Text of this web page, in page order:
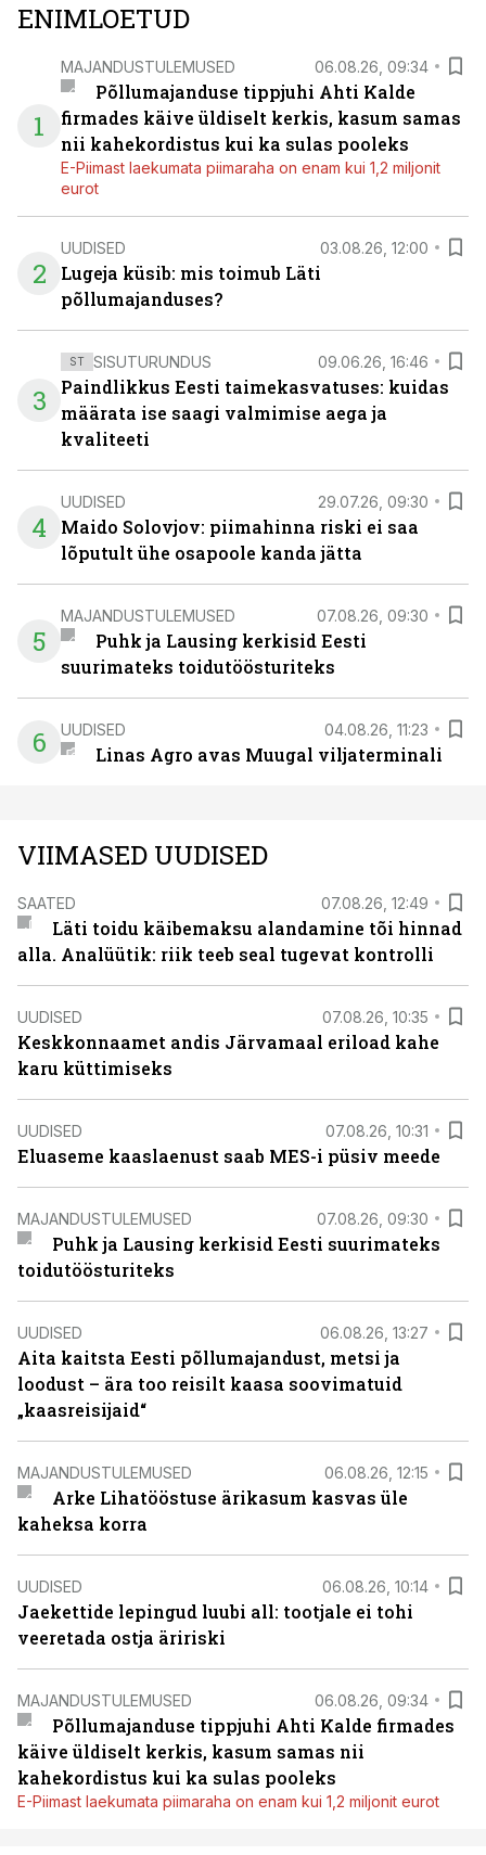
ENIMLOETUD
1
MAJANDUSTULEMUSED 06.08.26, 09:34
Põllumajanduse tippjuhi Ahti Kalde
firmades käive üldiselt kerkis, kasum samas
nii kahekordistus kui ka sulas pooleks
E-Piimast laekumata piimaraha on enam kui 1,2 miljonit
eurot
2
UUDISED 03.08.26, 12:00
Lugeja küsib: mis toimub Läti
põllumajanduses?
3
ST SISUTURUNDUS 09.06.26, 16:46
Paindlikkus Eesti taimekasvatuses: kuidas
määrata ise saagi valmimise aega ja
kvaliteeti
4
UUDISED 29.07.26, 09:30
Maido Solovjov: piimahinna riski ei saa
lõputult ühe osapoole kanda jätta
5
MAJANDUSTULEMUSED 07.08.26, 09:30
Puhk ja Lausing kerkisid Eesti
suurimateks toidutöösturiteks
6 UUDISED 04.08.26, 11:23
Linas Agro avas Muugal viljaterminali
VIIMASED UUDISED
SAATED 07.08.26, 12:49
Läti toidu käibemaksu alandamine tõi hinnad
alla. Analüütik: riik teeb seal tugevat kontrolli
UUDISED 07.08.26, 10:35
Keskkonnaamet andis Järvamaal eriload kahe
karu küttimiseks
UUDISED 07.08.26, 10:31
Eluaseme kaaslaenust saab MES-i püsiv meede
MAJANDUSTULEMUSED 07.08.26, 09:30
Puhk ja Lausing kerkisid Eesti suurimateks
toidutöösturiteks
UUDISED 06.08.26, 13:27
Aita kaitsta Eesti põllumajandust, metsi ja
loodust – ära too reisilt kaasa soovimatuid
„kaasreisijaid“
MAJANDUSTULEMUSED 06.08.26, 12:15
Arke Lihatööstuse ärikasum kasvas üle
kaheksa korra
UUDISED 06.08.26, 10:14
Jaekettide lepingud luubi all: tootjale ei tohi
veeretada ostja äririski
MAJANDUSTULEMUSED 06.08.26, 09:34
Põllumajanduse tippjuhi Ahti Kalde firmades
käive üldiselt kerkis, kasum samas nii
kahekordistus kui ka sulas pooleks
E-Piimast laekumata piimaraha on enam kui 1,2 miljonit eurot